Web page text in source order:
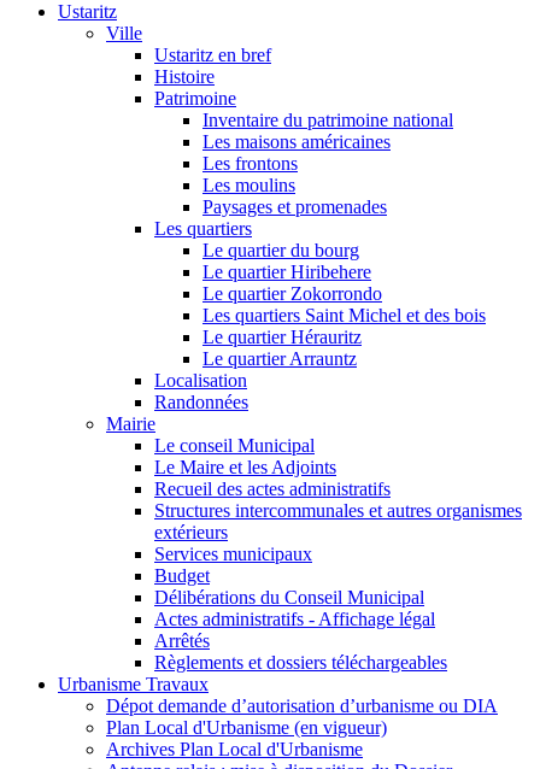
Ustaritz
Ville
Ustaritz en bref
Histoire
Patrimoine
Inventaire du patrimoine national
Les maisons américaines
Les frontons
Les moulins
Paysages et promenades
Les quartiers
Le quartier du bourg
Le quartier Hiribehere
Le quartier Zokorrondo
Les quartiers Saint Michel et des bois
Le quartier Hérauritz
Le quartier Arrauntz
Localisation
Randonnées
Mairie
Le conseil Municipal
Le Maire et les Adjoints
Recueil des actes administratifs
Structures intercommunales et autres organismes
extérieurs
Services municipaux
Budget
Délibérations du Conseil Municipal
Actes administratifs - Affichage légal
Arrêtés
Règlements et dossiers téléchargeables
Urbanisme Travaux
Dépot demande d’autorisation d’urbanisme ou DIA
Plan Local d'Urbanisme (en vigueur)
Archives Plan Local d'Urbanisme